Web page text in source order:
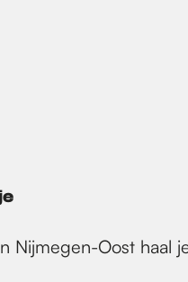
Nijmegen-Oost haal